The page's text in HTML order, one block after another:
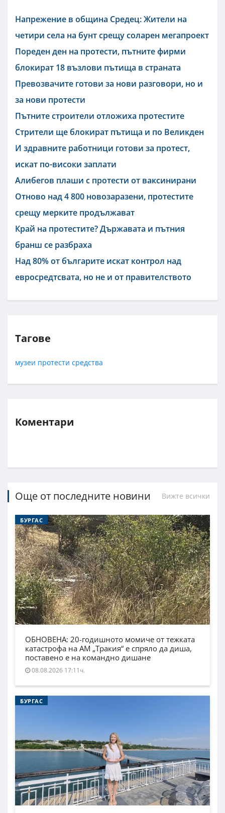
Напрежение в община Средец: Жители на
четири села на бунт срещу соларен мегапроект
Пореден ден на протести, пътните фирми
блокират 18 възлови пътища в страната
Превозвачите готови за нови разговори, но и
за нови протести
Пътните строители отложиха протестите
Стрители ще блокират пътища и по Великден
И здравните работници готови за протест,
искат по-високи заплати
Алибегов плаши с протести от ваксинирани
Отново над 4 800 новозаразени, протестите
срещу мерките продължават
Край на протестите? Държавата и пътния
бранш се разбраха
Над 80% от българите искат контрол над
евросредтсвата, но не и от правителството
Тагове
музеи протести средства
Коментари
Още от последните новини Вижте всички
БУРГАС
ОБНОВЕНА: 20-годишното момиче от тежката
катастрофа на АМ „Тракия“ е спряло да диша,
поставено е на командно дишане
08.08.2026 17:11ч.
БУРГАС